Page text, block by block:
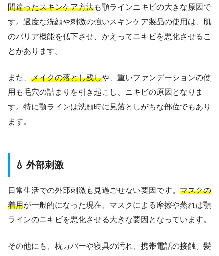
間違ったスキンケア方法も顎ラインニキビの大きな原因で
す。過度な洗顔や刺激の強いスキンケア製品の使用は、肌
のバリア機能を低下させ、かえってニキビを悪化させるこ
とがあります。
また、 メイクの落とし残しや、重いファンデーションの使
用も毛穴の詰まりを引き起こし、ニキビの原因となりま
す。特に顎ラインは洗顔時に見落としがちな部位でもあり
ます。
💧 外部刺激
日常生活での外部刺激も見過ごせない要因です。 マスクの
着用が一般的になった現在、マスクによる摩擦や蒸れは顎
ラインのニキビを悪化させる大きな要因となっています。
その他にも、枕カバーや寝具の汚れ、携帯電話の接触、髪